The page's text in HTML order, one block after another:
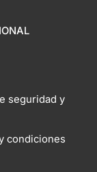
seguridad y
condiciones